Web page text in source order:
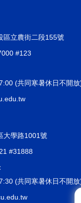
區立農街二段155號
#123
(共同寒暑休日不開放
大學路1001號
#31888
(共同寒暑休日不開放